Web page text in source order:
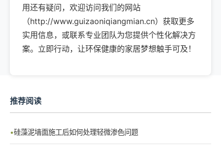
用还有疑问，欢迎访问我们的网站
（http://www.guizaoniqiangmian.cn）获取更多
实用信息，或联系专业团队为您提供个性化解决方
案。立即行动，让环保健康的家居梦想触手可及！
推荐阅读
硅藻泥墙面施工后如何处理轻微渗色问题